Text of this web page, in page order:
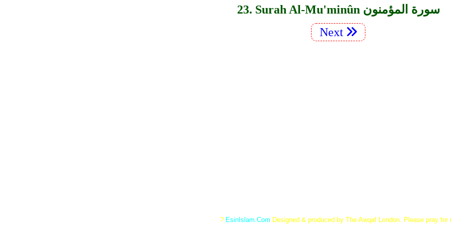
23. Surah Al-Mu'minûn سورة المؤمنون
Next
? EsinIslam.Com Designed & produced by The Awqaf London. Please pray for